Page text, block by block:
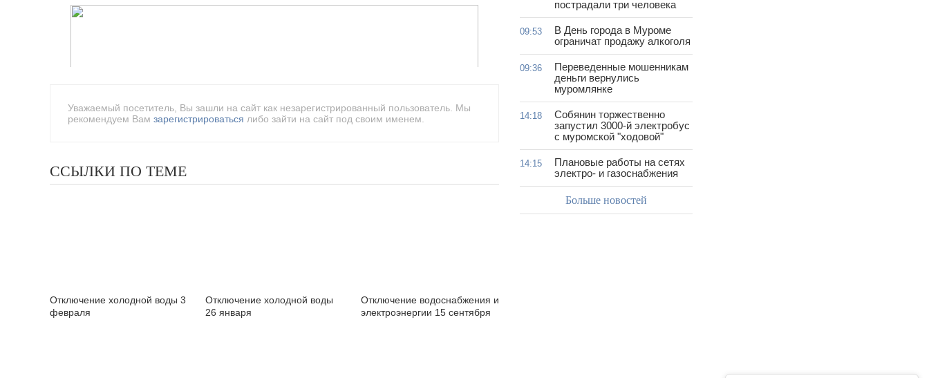
Уважаемый посетитель, Вы зашли на сайт как незарегистрированный пользователь. Мы
рекомендуем Вам зарегистрироваться либо зайти на сайт под своим именем.
ССЫЛКИ ПО ТЕМЕ
Отключение холодной воды 3
февраля
Отключение холодной воды
26 января
Отключение водоснабжения и
электроэнергии 15 сентября
пострадали три человека
09:53
В День города в Муроме
ограничат продажу алкоголя
09:36
Переведенные мошенникам
деньги вернулись
муромлянке
14:18
Собянин торжественно
запустил 3000-й электробус
с муромской "ходовой"
14:15
Плановые работы на сетях
электро- и газоснабжения
Больше новостей